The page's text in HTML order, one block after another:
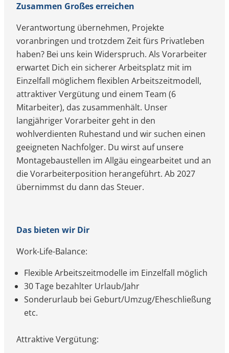
Zusammen Großes erreichen
Verantwortung übernehmen, Projekte
voranbringen und trotzdem Zeit fürs Privatleben
haben? Bei uns kein Widerspruch. Als Vorarbeiter
erwartet Dich ein sicherer Arbeitsplatz mit im
Einzelfall möglichem flexiblen Arbeitszeitmodell,
attraktiver Vergütung und einem Team (6
Mitarbeiter), das zusammenhält. Unser
langjähriger Vorarbeiter geht in den
wohlverdienten Ruhestand und wir suchen einen
geeigneten Nachfolger. Du wirst auf unsere
Montagebaustellen im Allgäu eingearbeitet und an
die Vorarbeiterposition herangeführt. Ab 2027
übernimmst du dann das Steuer.
Das bieten wir Dir
Work-Life-Balance:
Flexible Arbeitszeitmodelle im Einzelfall möglich
30 Tage bezahlter Urlaub/Jahr
Sonderurlaub bei Geburt/Umzug/Eheschließung
etc.
Attraktive Vergütung: